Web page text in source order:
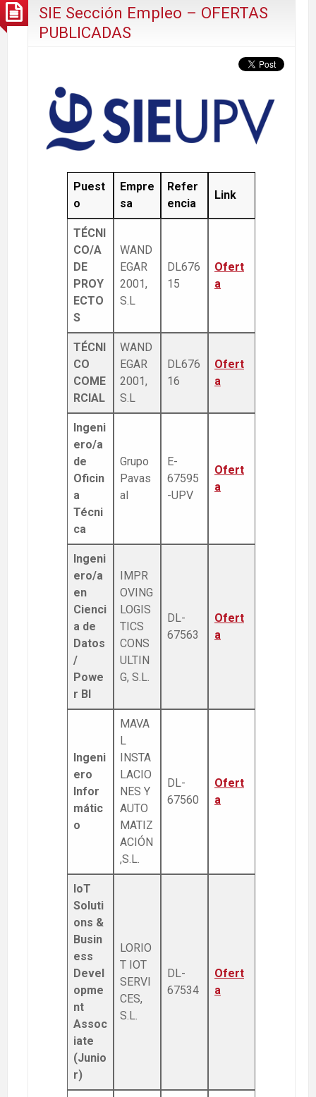
SIE Sección Empleo – OFERTAS
PUBLICADAS
Puest
o
Empre
sa
Refer
encia
Link
TÉCNI
CO/A
DE
PROY
ECTO
S
WAND
EGAR
2001,
S.L
DL676
15
Ofert
a
TÉCNI
CO
COME
RCIAL
WAND
EGAR
2001,
S.L
DL676
16
Ofert
a
Ingeni
ero/a
de
Oficin
a
Técni
ca
Grupo
Pavas
al
E-
67595
-UPV
Ofert
a
Ingeni
ero/a
en
Cienci
a de
Datos
/
Powe
r BI
IMPR
OVING
LOGIS
TICS
CONS
ULTIN
G, S.L.
DL-
67563
Ofert
a
Ingeni
ero
Infor
mátic
o
MAVA
L
INSTA
LACIO
NES Y
AUTO
MATIZ
ACIÓN
,S.L.
DL-
67560
Ofert
a
IoT
Soluti
ons &
Busin
ess
Devel
opme
nt
Assoc
iate
(Junio
r)
LORIO
T IOT
SERVI
CES,
S.L.
DL-
67534
Ofert
a